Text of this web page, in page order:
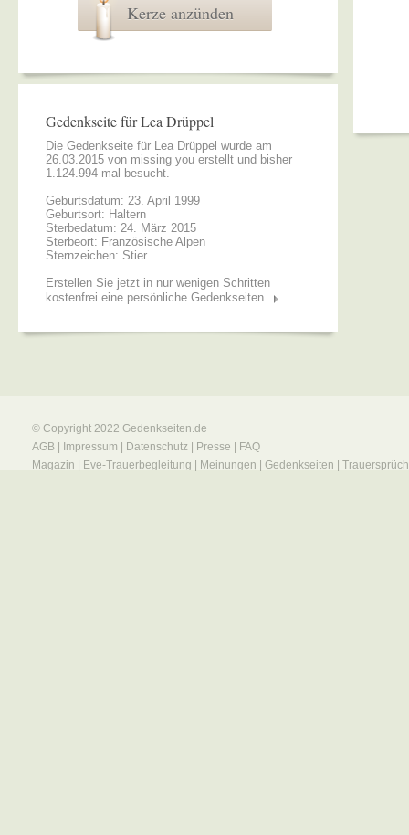
Kerze anzünden
Gedenkseite für Lea Drüppel
Die Gedenkseite für Lea Drüppel wurde am
26.03.2015 von missing you erstellt und bisher
1.124.994 mal besucht.
Geburtsdatum: 23. April 1999
Geburtsort: Haltern
Sterbedatum: 24. März 2015
Sterbeort: Französische Alpen
Sternzeichen: Stier
Erstellen Sie jetzt in nur wenigen Schritten
kostenfrei eine persönliche Gedenkseiten
© Copyright 2022 Gedenkseiten.de
AGB
Impressum Datenschutz Presse
FAQ
Magazin
Eve-Trauerbegleitung Meinungen Gedenkseiten